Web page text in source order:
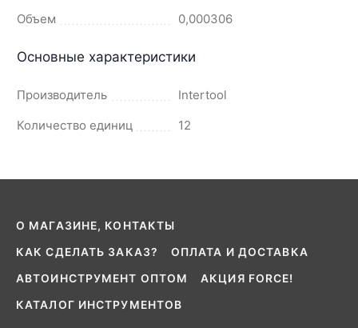
Объем
0,000306
Основные характеристики
Производитель
Intertool
Количество единиц
12
О МАГАЗИНЕ, КОНТАКТЫ
КАК СДЕЛАТЬ ЗАКАЗ? ОПЛАТА И ДОСТАВКА
АВТОИНСТРУМЕНТ ОПТОМ АКЦИЯ FORCE!
КАТАЛОГ ИНСТРУМЕНТОВ